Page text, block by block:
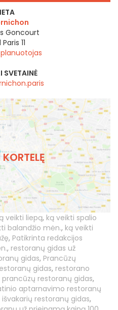
Goncourt
Paris 11
SVETAINĖ
veikti liepą, ką veikti spalio
balandžio mėn., ką veikti
, Patikrinta redakcijos
, restoranų gidas už
gidas, Prancūzų
gidas, restorano
prancūzų restoranų gidas,
aptarnavimo restoranų
restoranų gidas,